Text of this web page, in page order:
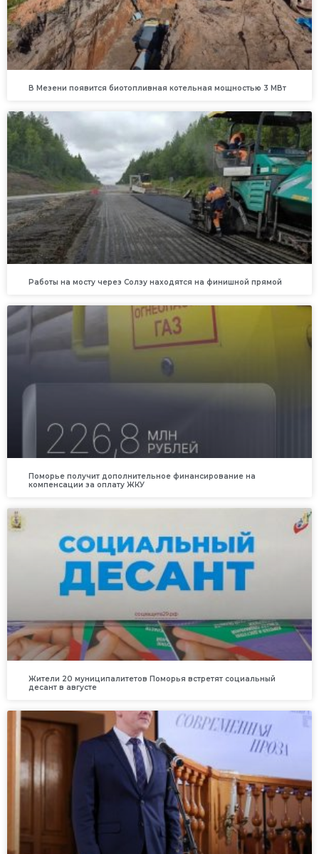
В Мезени появится биотопливная котельная мощностью 3 МВт
Работы на мосту через Солзу находятся на финишной прямой
Поморье получит дополнительное финансирование на
компенсации за оплату ЖКУ
Жители 20 муниципалитетов Поморья встретят социальный
десант в августе